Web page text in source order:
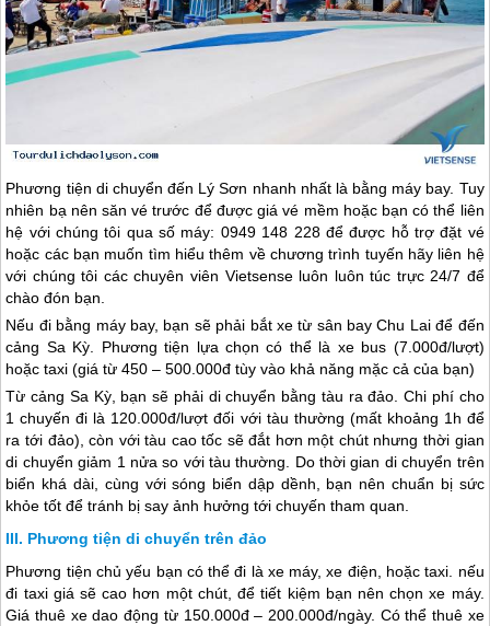
Phương tiện di chuyển đến Lý Sơn nhanh nhất là bằng máy bay. Tuy
nhiên bạ nên săn vé trước để được giá vé mềm hoặc bạn có thể liên
hệ với chúng tôi qua số máy: 0949 148 228 để được hỗ trợ đặt vé
hoặc các bạn muốn tìm hiểu thêm về chương trình tuyến hãy liên hệ
với chúng tôi các chuyên viên Vietsense luôn luôn túc trực 24/7 để
chào đón bạn.
Nếu đi bằng máy bay, bạn sẽ phải bắt xe từ sân bay Chu Lai để đến
cảng Sa Kỳ. Phương tiện lựa chọn có thể là xe bus (7.000đ/lượt)
hoặc taxi (giá từ 450 – 500.000đ tùy vào khả năng mặc cả của bạn)
Từ cảng Sa Kỳ, bạn sẽ phải di chuyển bằng tàu ra đảo. Chi phí cho
1 chuyến đi là 120.000đ/lượt đối với tàu thường (mất khoảng 1h để
ra tới đảo), còn với tàu cao tốc sẽ đắt hơn một chút nhưng thời gian
di chuyển giảm 1 nửa so với tàu thường. Do thời gian di chuyển trên
biển khá dài, cùng với sóng biển dập dềnh, bạn nên chuẩn bị sức
khỏe tốt để tránh bị say ảnh hưởng tới chuyến tham quan.
Phương tiện di chuyển trên đảo
Phương tiện chủ yếu bạn có thể đi là xe máy, xe điện, hoặc taxi. nếu
đi taxi giá sẽ cao hơn một chút, để tiết kiệm bạn nên chọn xe máy.
Giá thuê xe dao động từ 150.000đ – 200.000đ/ngày. Có thể thuê xe